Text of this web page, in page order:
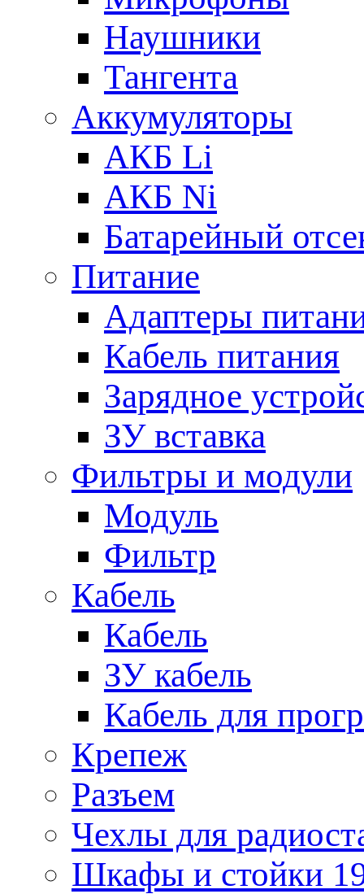
Наушники
Тангента
Аккумуляторы
АКБ Li
АКБ Ni
Батарейный
Питание
Адаптеры
Кабель питания
Зарядное
ЗУ вставка
Фильтры и модули
Модуль
Фильтр
Кабель
Кабель
ЗУ кабель
Кабель для
Крепеж
Разъем
Чехлы для
Шкафы и стойки